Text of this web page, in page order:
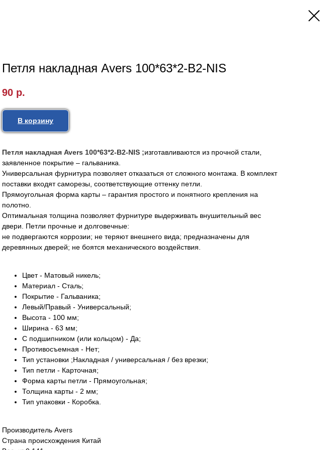
Петля накладная Avers 100*63*2-B2-NIS
90 р.
В корзину
Петля накладная Avers 100*63*2-B2-NIS ;изготавливаются из прочной стали,
заявленное покрытие – гальваника.
Универсальная фурнитура позволяет отказаться от сложного монтажа. В комплект
поставки входят саморезы, соответствующие оттенку петли.
Прямоугольная форма карты – гарантия простого и понятного крепления на
полотно.
Оптимальная толщина позволяет фурнитуре выдерживать внушительный вес
двери. Петли прочные и долговечные:
не подвергаются коррозии; не теряют внешнего вида; предназначены для
деревянных дверей; не боятся механического воздействия.
Цвет - Матовый никель;
Материал - Сталь;
Покрытие - Гальваника;
Левый/Правый - Универсальный;
Высота - 100 мм;
Ширина - 63 мм;
С подшипником (или кольцом) - Да;
Противосъемная - Нет;
Тип установки ;Накладная / универсальная / без врезки;
Тип петли - Карточная;
Форма карты петли - Прямоугольная;
Толщина карты - 2 мм;
Тип упаковки - Коробка.
Производитель Avers
Страна происхождения Китай